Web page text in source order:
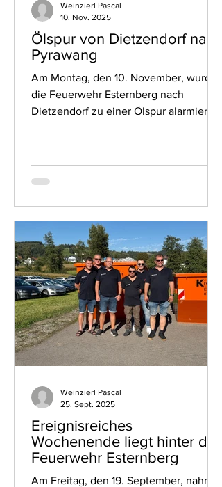
Ölspur von Dietzendorf nach
Pyrawang
Am Montag, den 10. November, wurde
die Feuerwehr Esternberg nach
Dietzendorf zu einer Ölspur alarmiert.
Dabei stellte sich heraus, dass sich die
die Feuerwehr Pyrawang zur
Unterstützung nachalarmiert. Nach dem
Auftragen des Ölbindemittels wurde
die verschmutzte Fahrbahn in
Zusammenarbeit mit der Gemeinde und
u
Weinzierl Pascal
10. Nov. 2025
Ereignisreiches
Wochenende liegt hinter der
Feuerwehr Esternberg
Am Freitag, den 19. September, nahm
Weinzierl Pascal
25. Sept. 2025